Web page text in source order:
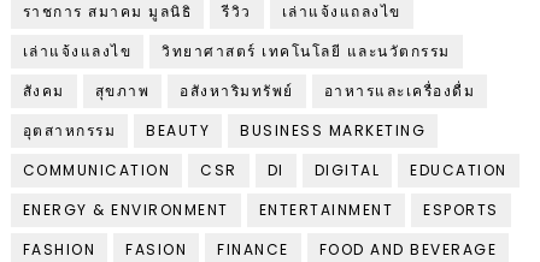
ราชการ สมาคม มูลนิธิ
รีวิว
เล่าแจ้งแถลงไข
เล่าแจ้งแลงไข
วิทยาศาสตร์ เทคโนโลยี และนวัตกรรม
สังคม
สุขภาพ อสังหาริมทรัพย์
อาหารและเครื่องดื่ม
อุตสาหกรรม
BEAUTY
BUSINESS MARKETING
COMMUNICATION
CSR DI DIGITAL
EDUCATION
ENERGY & ENVIRONMENT
ENTERTAINMENT
ESPORTS
FASHION
FASION FINANCE
FOOD AND BEVERAGE